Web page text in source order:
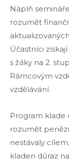
Náplň
rozumět
Účastníci
s žáky na 2.
Rámcovým
vzdělávání.
Program klade
rozumět
nestávaly
kladen důraz